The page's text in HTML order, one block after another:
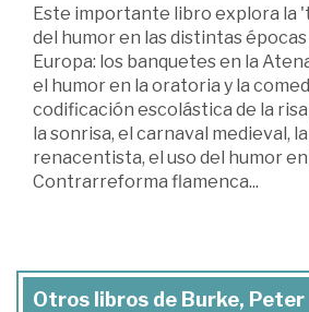
Este importante libro explora la
del humor en las distintas
Europa: los banquetes en la
el humor en la oratoria y la
codificación escolástica de la
la sonrisa, el carnaval medieval,
renacentista, el uso del humor en
Contrarreforma flamenca...
Otros libros de Burke, Peter